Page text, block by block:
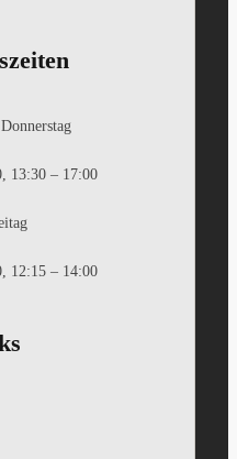
13:30 – 17:00
12:15 – 14:00